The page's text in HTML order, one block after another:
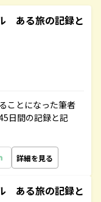
ある旅の記録と
ことになった筆者
日間の記録と記
詳細を見る
ある旅の記録と